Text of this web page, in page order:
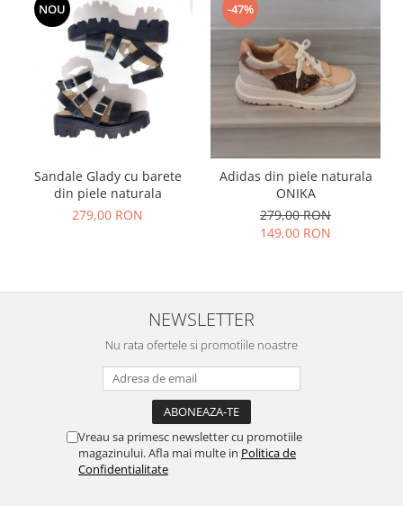
NOU
Sandale Glady cu barete
din piele naturala
279,00 RON
-47%
Adidas din piele naturala
ONIKA
279,00 RON
149,00 RON
NEWSLETTER
Nu rata ofertele si promotiile noastre
Vreau sa primesc newsletter cu promotiile
magazinului. Afla mai multe in Politica de
Confidentialitate